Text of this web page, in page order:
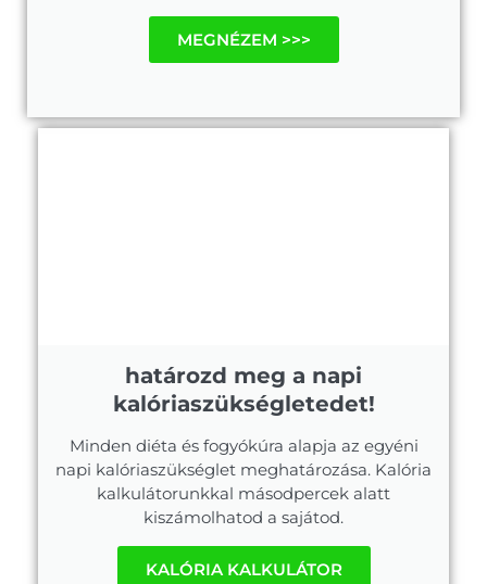
MEGNÉZEM >>>
határozd meg a napi
kalóriaszükségletedet!
Minden diéta és fogyókúra alapja az egyéni
napi kalóriaszükséglet meghatározása. Kalória
kalkulátorunkkal másodpercek alatt
kiszámolhatod a sajátod.
KALÓRIA KALKULÁTOR